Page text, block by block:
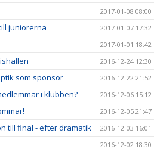
2017-01-08 08:00
juniorerna 2017-01-07 17:32
2017-01-01 18:42
2016-12-24 12:30
som sponsor 2016-12-22 21:52
i klubben? 2016-12-06 15:12
2016-12-05 21:47
till final - efter dramatik 2016-12-03 16:01
2016-12-02 18:30